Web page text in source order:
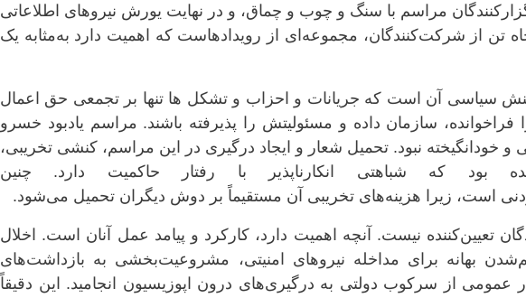
مراسم با سنگ و چوب و چماق، و در نهایت یورش نیروهای اطلاعاتی
تن از شرکت‌کنندگان، مجموعه‌ای از رویدادهاست که اهمیت دارد به‌مثابه یک
کنش سیاسی آن است که جریانات و احزاب و تشکل ها تنها بر تجمعی حق اعمال
سازمان داده و مسئولیتش را پذیرفته باشند. مراسم یادبود خسرو
و خودانگیخته نبود. تحمیل شعار و ایجاد درگیری در این مراسم، کنشی تخریبی،
بود که شباهتی انکارناپذیر با رفتار حاکمیت دارد. چنین
است، زیرا هزینه‌های تخریبی آن مستقیماً بر دوش دیگران تحمیل می‌شود.
تعیین‌کننده نیست. آنچه اهمیت دارد، کارکرد و پیامد عمل آنان است. اخلال
بهانه برای مداخله نیروهای امنیتی، مشروعیت‌بخشی به بازداشت‌های
عمومی از سرکوب دولتی به درگیری‌های درون اپوزیسیون انجامید. این دقیقاً